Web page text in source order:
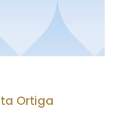
Ortiga